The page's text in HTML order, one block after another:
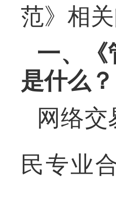
范》相
一、《
是什么？
网络
民专业